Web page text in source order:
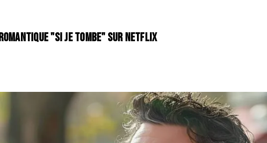
"Si je tombe" sur Netflix